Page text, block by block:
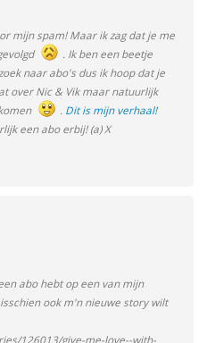
mijn spam! Maar ik zag dat je me
. Ik ben een beetje
naar abo's dus ik hoop dat je
over Nic & Vik maar natuurlijk
. Dit is mijn verhaal!
een abo erbij! (a) X
abo hebt op een van mijn
ook m'n nieuwe story wilt
126013/give-me-love--with-